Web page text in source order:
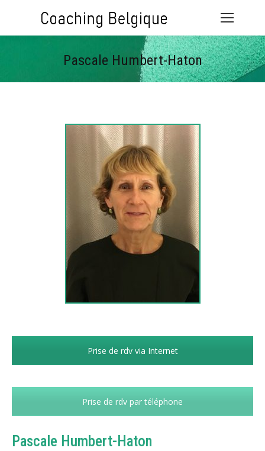
Pascale Humbert-Haton
Vous êtes ici :
Prise de rdv via Internet
Prise de rdv par téléphone
Pascale Humbert-Haton